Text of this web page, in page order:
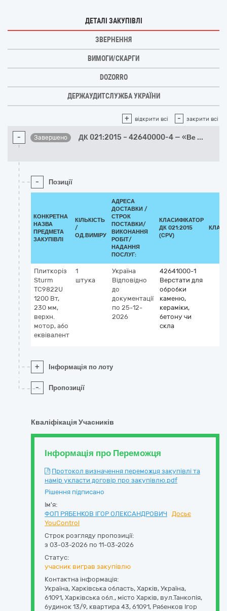
ДЕТАЛІ ЗАКУПІВЛІ
ЗВЕРНЕННЯ
ВИМОГИ/СКАРГИ
DOZORRO
ДЕРЖАУДИТСЛУЖБА УКРАЇНИ
+ відкрити всі - закрити всі
- Завершено ДК 021:2015 – 42640000-4 — «Ве ...
- Позиції
КОНКРЕТНА
НАЗВА
ПРЕДМЕТА
ЗАКУПІВЛІ
КІЛЬКІСТЬ
/
ОД.ВИМІРУ
АДРЕСА
ДОСТАВКИ /
СТРОК
ПОСТАВКИ/
ВИКОНАННЯ
РОБІТ/
НАДАННЯ
ПОСЛУГ:
КЛАСИФІКАТОР
ДК 021:2015
(CPV)
Плиткоріз
Sturm
TC9822U
1200 Вт,
230 мм,
верхн.
мотор, або
еквівалент
1
штука
Україна
Відповідно
до
документації
по 25-12-
2026
42641000-1
Верстати для
обробки
каменю,
кераміки,
бетону чи
скла
+ Інформація по лоту
- Пропозиції
Кваліфікація Учасників
Інформація про Переможця
Протокол визначення переможця закупівлі та
намір укласти договір про закупівлю.pdf
Рішення підписано
Ім'я:
ФОП РЯБЕНКОВ ІГОР ОЛЕКСАНДРОВИЧ
Досьє
YouControl
Строк розгляду пропозиції:
з 03-03-2026 по 11-03-2026
Статус:
учасник виграв закупівлю
Контактна інформація:
Україна, Харківська область, Харків, Україна,
61091, Харківська обл., місто Харків, вул.Танкопія,
будинок 13/9, квартира 43, 61091, Рябенков Ігор